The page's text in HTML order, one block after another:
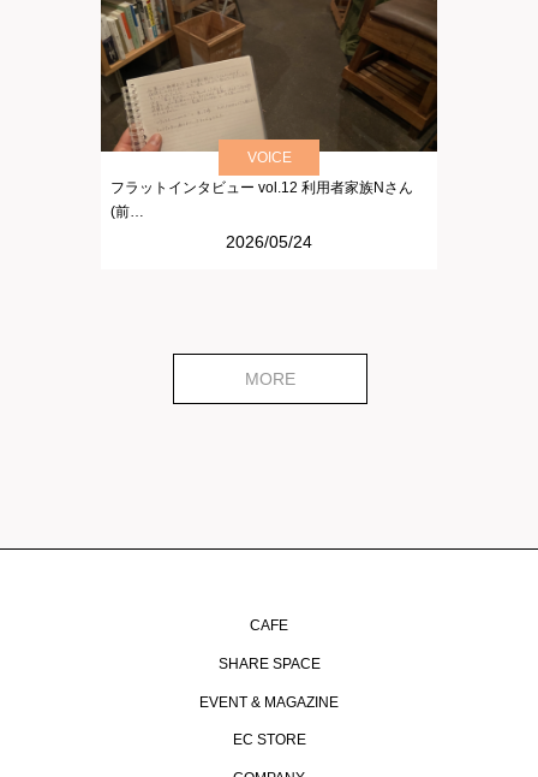
VOICE
フラットインタビュー vol.12 利用者家族Nさん
(前…
2026/05/24
MORE
CAFE
SHARE SPACE
EVENT & MAGAZINE
EC STORE